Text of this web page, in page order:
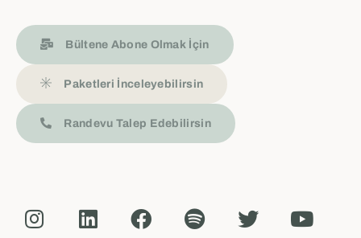
Bültene Abone Olmak İçin
Paketleri İnceleyebilirsin
Randevu Talep Edebilirsin